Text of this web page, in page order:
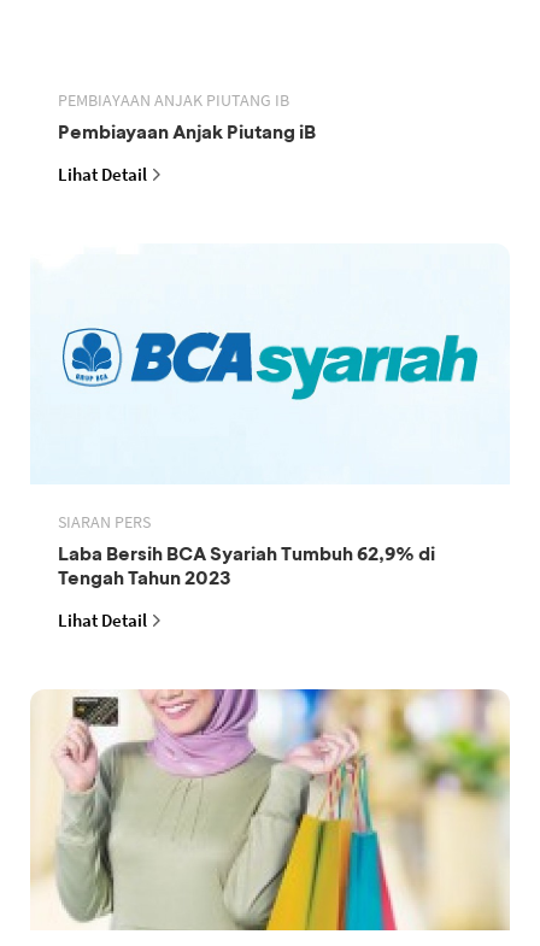
PEMBIAYAAN ANJAK PIUTANG IB
Pembiayaan Anjak Piutang iB
Lihat Detail
SIARAN PERS
Laba Bersih BCA Syariah Tumbuh 62,9% di
Tengah Tahun 2023
Lihat Detail